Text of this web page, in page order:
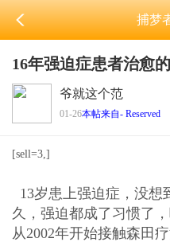
捕梦
16年强迫症患者治愈
爷就这个范
01-26本帖来自- Reserved
[sell=3,]
13岁患上强迫症，没想
久，强迫都成了习惯了，
从2002年开始接触森田